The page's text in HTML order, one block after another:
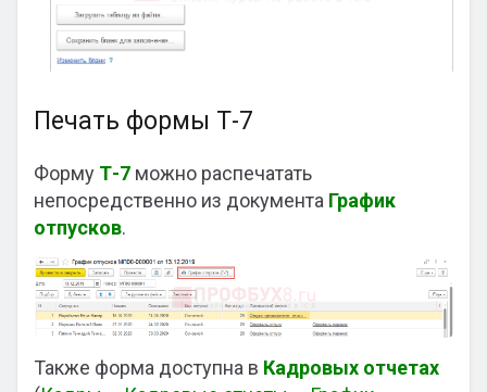
Печать формы Т-7
Форму Т-7 можно распечатать
непосредственно из документа График
отпусков.
Также форма доступна в Кадровых отчетах